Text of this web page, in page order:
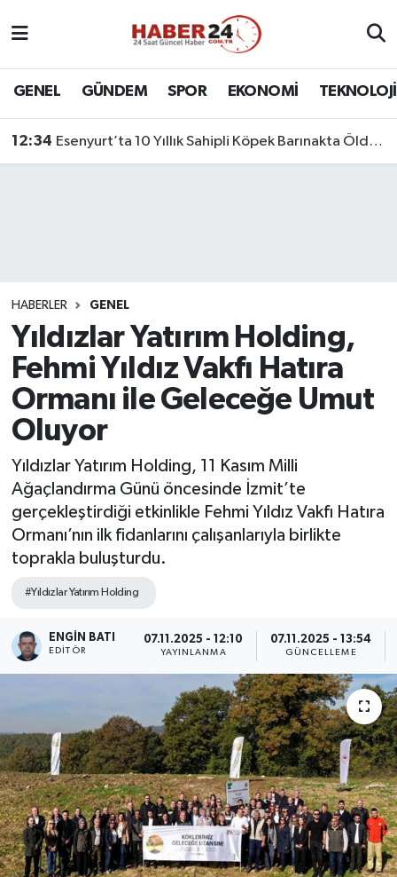
GENEL GÜNDEM SPOR EKONOMİ TEKNOLOJİ
12:34 Esenyurt’ta 10 Yıllık Sahipli Köpek Barınakta Öldü: Aileden Otopsi ve Soruşturma Talebi
HABERLER GENEL
Yıldızlar Yatırım Holding,
Fehmi Yıldız Vakfı Hatıra
Ormanı ile Geleceğe Umut
Oluyor
Yıldızlar Yatırım Holding, 11 Kasım Milli
Ağaçlandırma Günü öncesinde İzmit’te
gerçekleştirdiği etkinlikle Fehmi Yıldız Vakfı Hatıra
Ormanı’nın ilk fidanlarını çalışanlarıyla birlikte
toprakla buluşturdu.
#Yıldızlar Yatırım Holding
ENGIN BATI
EDITÖR
07.11.2025 - 12:10
YAYINLANMA
07.11.2025 - 13:54
GÜNCELLEME
Nöbetçi Eczaneler
Son Dakika Haberleri
Haber Arşivi